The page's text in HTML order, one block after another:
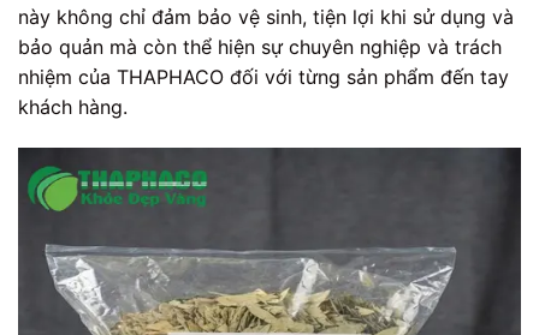
này không chỉ đảm bảo vệ sinh, tiện lợi khi sử dụng và
bảo quản mà còn thể hiện sự chuyên nghiệp và trách
nhiệm của THAPHACO đối với từng sản phẩm đến tay
khách hàng.